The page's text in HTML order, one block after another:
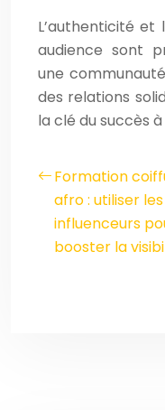
L’authenticité
audience sont
une
des relations
la clé du succès
Formation
afro : utiliser les
influenceurs
booster la